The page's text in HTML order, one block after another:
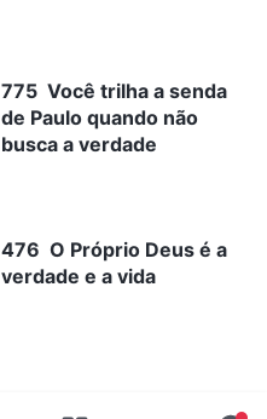
775 Você trilha a senda
de Paulo quando não
busca a verdade
476 O Próprio Deus é a
verdade e a vida